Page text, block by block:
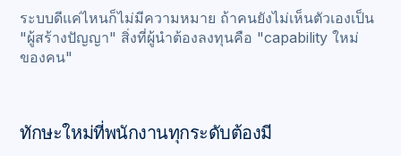
ระบบดีแค่ไหนก็ไม่มีความหมาย ถ้าคนยังไม่เห็นตัวเองเป็น
"ผู้สร้างปัญญา" สิ่งที่ผู้นำต้องลงทุนคือ "capability ใหม่
ของคน"
ทักษะใหม่ที่พนักงานทุกระดับต้องมี